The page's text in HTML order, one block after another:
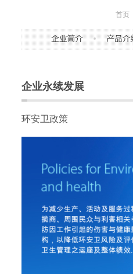
企业永续发展
环安卫政策
首页